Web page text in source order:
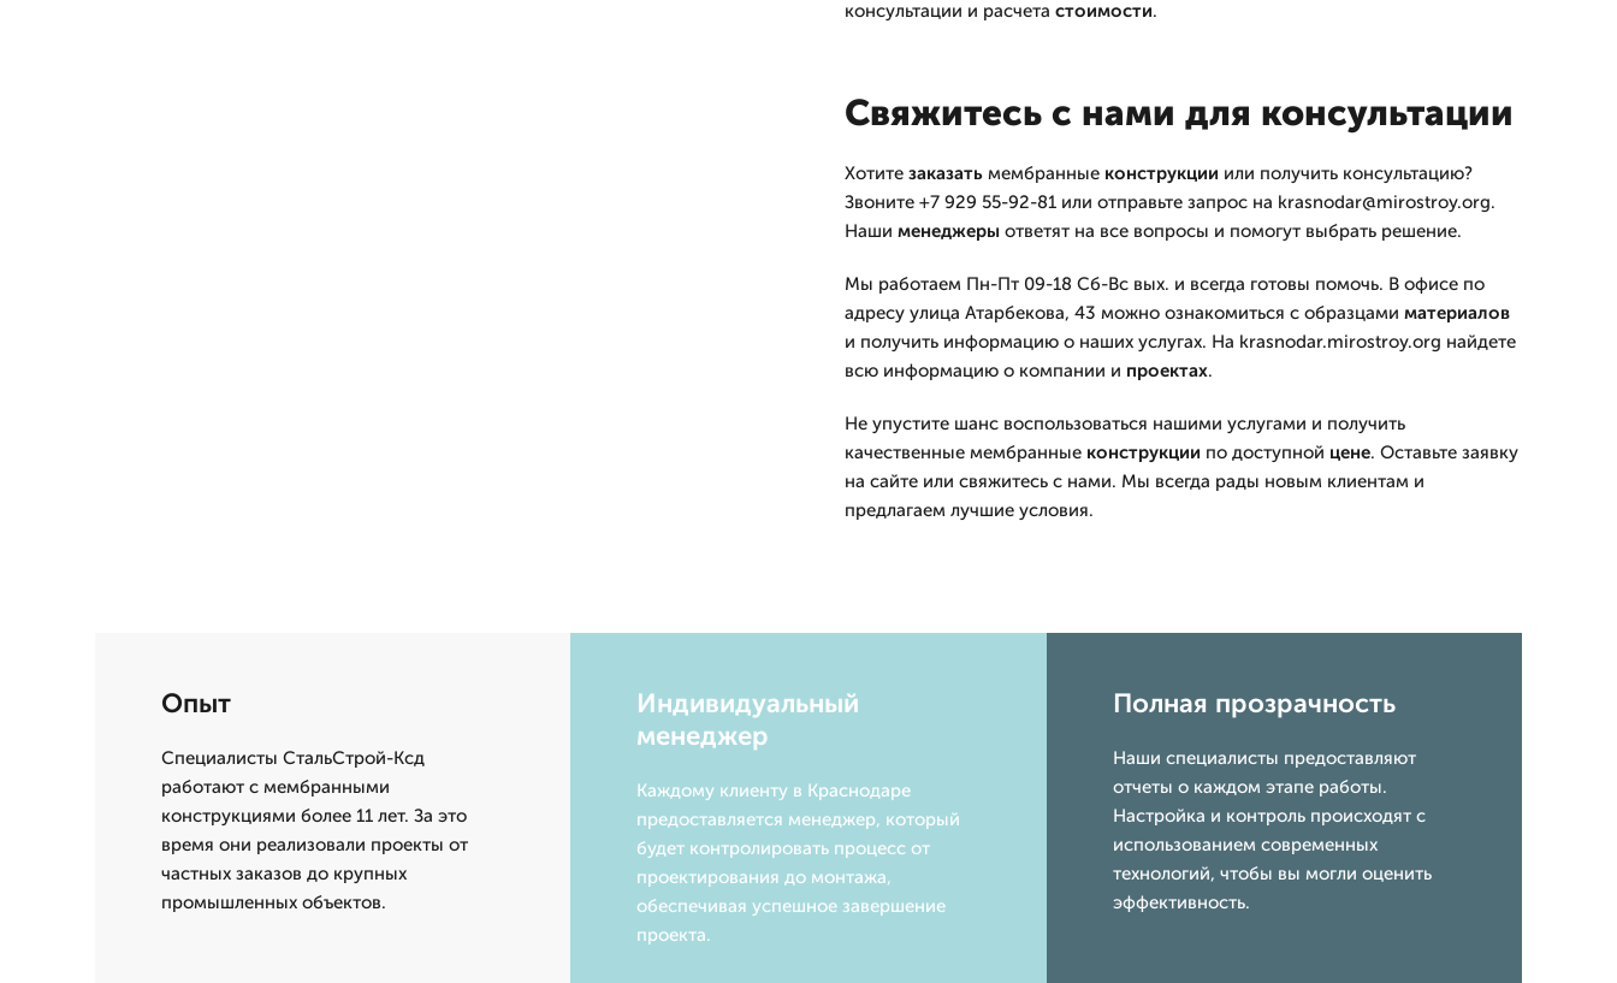
консультации и расчета стоимости.
Свяжитесь с нами для консультации
Хотите заказатьмембранные конструкции или получить консультацию?
Звоните +7 929 55-92-81 или отправьте запрос на krasnodar@mirostroy.org.
Наши менеджерыответят на все вопросы и помогут выбрать решение.
Мы работаем Пн-Пт 09-18 Сб-Вс вых. и всегда готовы помочь. В офисе по
адресу улица Атарбекова, 43 можно ознакомиться с образцами материалов
и получить информацию о наших услугах. На krasnodar.mirostroy.org найдете
всю информацию о компании и проектах.
Не упустите шанс воспользоваться нашими услугами и получить
качественные мембранные конструкции по доступной цене. Оставьте заявку
на сайте или свяжитесь с нами. Мы всегда рады новым клиентам и
предлагаем лучшие условия.
Опыт
Специалисты СтальСтрой-Ксд
работают с мембранными
конструкциями более 11 лет. За это
время они реализовали проекты от
частных заказов до крупных
промышленных объектов.
Индивидуальный
менеджер
Каждому клиенту в Краснодаре
предоставляется менеджер, который
будет контролировать процесс от
проектирования до монтажа,
обеспечивая успешное завершение
проекта.
Полная прозрачность
Наши специалисты предоставляют
отчеты о каждом этапе работы.
Настройка и контроль происходят с
использованием современных
технологий, чтобы вы могли оценить
эффективность.